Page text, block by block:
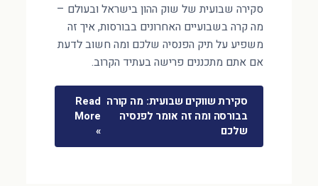
סקירה שבועית של שוק ההון בישראל ובעולם –
מה קרה בשבועיים האחרונים בבורסות, איך זה
משפיע על תיק הפנסיה שלכם ומה חשוב לדעת
אם אתם מתכננים פרישה בעתיד הקרוב.
סקירת שווקים שבועית: מה קורה
בבורסה ומה זה אומר לפנסיה
שלכם
Read
More
»